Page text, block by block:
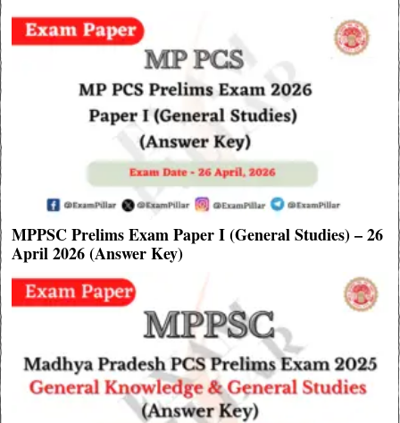
MPPSC Prelims Exam Paper I (General Studies) – 26
April 2026 (Answer Key)